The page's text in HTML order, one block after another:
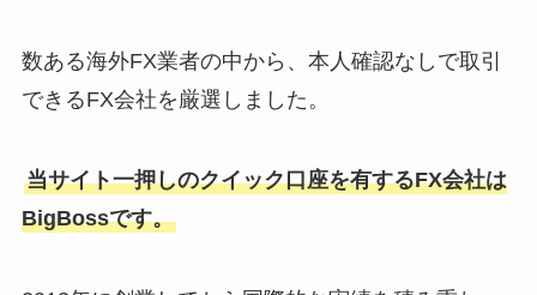
数ある海外FX業者の中から、本人確認なしで取引
できるFX会社を厳選しました。
当サイト一押しのクイック口座を有するFX会社は
BigBossです。